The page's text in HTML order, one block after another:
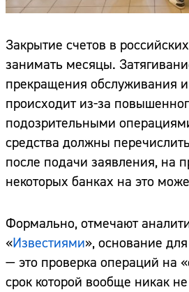
Закрытие счетов в
занимать месяцы.
прекращения обслуживания
происходит из-за
подозрительными
средства должны
после подачи заявления, на
некоторых банках на это
Формально, отмечают
«Известиями», основание
— это проверка операций на
срок которой вообще никак